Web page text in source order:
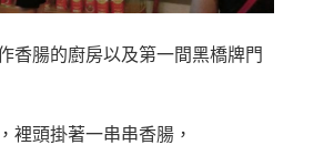
香腸的廚房以及第一間黑橋牌門
裡頭掛著一串串香腸，